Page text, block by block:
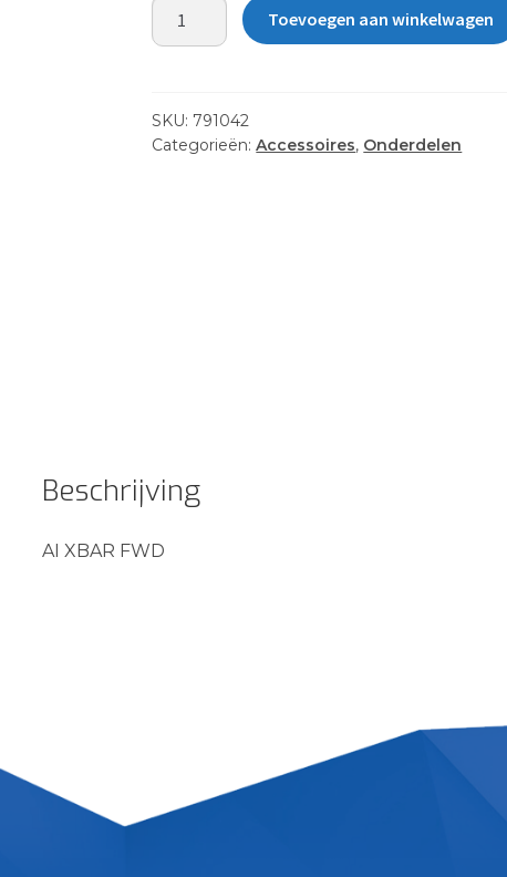
XBAR
AI
FWD
2015-
Toevoegen aan winkelwagen
SKU: 791042
Categorieën:Accessoires, Onderdelen
Beschrijving
AI XBAR FWD